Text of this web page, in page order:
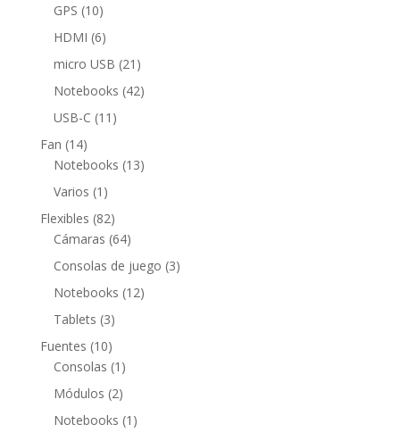
GPS 1010
productos
HDMI 66
productos
micro USB 21 21
productos
Notebooks 4242
USB-C 11 11
Fan 1414
productos
Notebooks 1313
Varios 1 1
producto
Flexibles 8282
productos
Cámaras 6464
productos
Consolas de juego 33
Notebooks 1212
Tablets 33
productos
Fuentes 1010
productos
Consolas 1 1
producto
Módulos 22
productos
Notebooks 1 1